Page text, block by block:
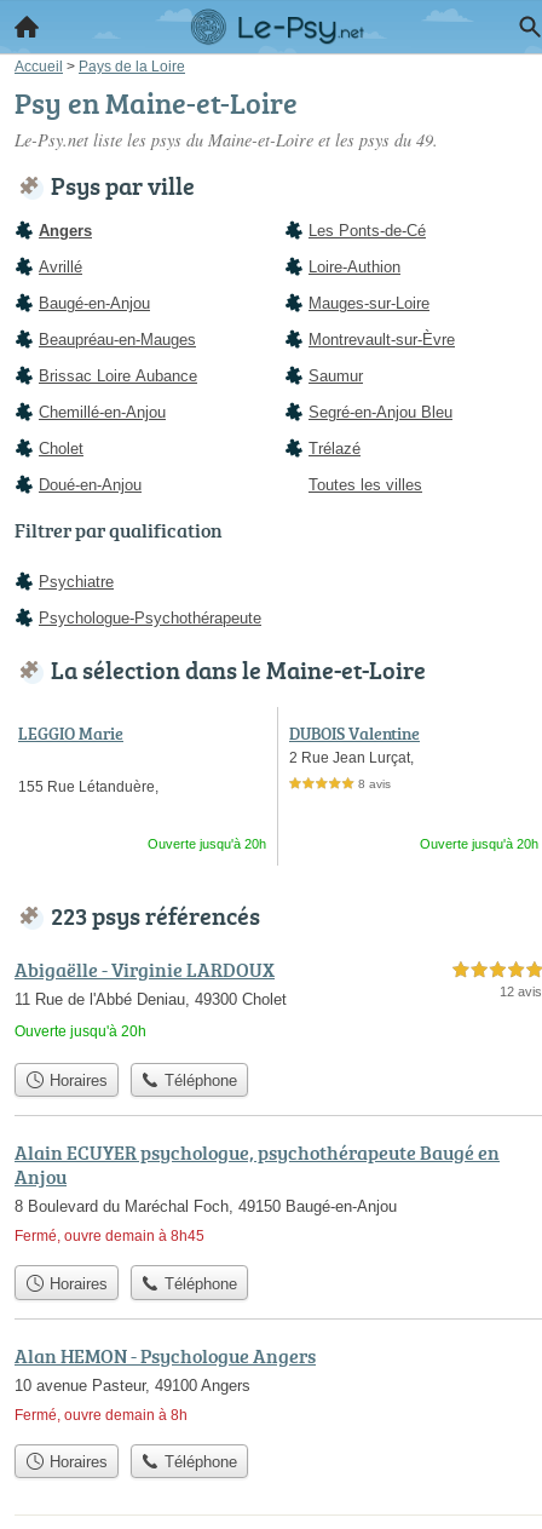
Accueil > Pays de la Loire
Psy en Maine-et-Loire
Le-Psy.net liste les psys du Maine-et-Loire et les psys du 49.
Psys par ville
Angers
Avrillé
Baugé-en-Anjou
Beaupréau-en-Mauges
Brissac Loire Aubance
Chemillé-en-Anjou
Cholet
Doué-en-Anjou
Les Ponts-de-Cé
Loire-Authion
Mauges-sur-Loire
Montrevault-sur-Èvre
Saumur
Segré-en-Anjou Bleu
Trélazé
Toutes les villes
Filtrer par qualification
Psychiatre
Psychologue-Psychothérapeute
La sélection dans le Maine-et-Loire
LEGGIO Marie
155 Rue Létanduère,
Ouverte jusqu'à 20h
DUBOIS Valentine
2 Rue Jean Lurçat,
5,0 étoiles sur 5 8 avis
Ouverte jusqu'à 20h
223 psys référencés
Abigaëlle - Virginie LARDOUX
11 Rue de l'Abbé Deniau, 49300 Cholet
Ouverte jusqu'à 20h
5,0 étoiles sur 5
12 avis
Horaires Téléphone
Alain ECUYER psychologue, psychothérapeute Baugé en
Anjou
8 Boulevard du Maréchal Foch, 49150 Baugé-en-Anjou
Fermé, ouvre demain à 8h45
Horaires Téléphone
Alan HEMON - Psychologue Angers
10 avenue Pasteur, 49100 Angers
Fermé, ouvre demain à 8h
Horaires Téléphone